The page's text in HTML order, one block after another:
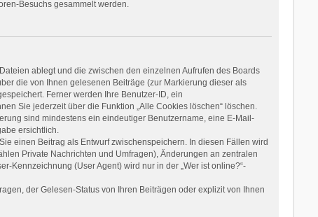
Besuchs gesammelt werden.
ablegt und die zwischen den einzelnen Aufrufen des Boards
die von Ihnen gelesenen Beiträge (zur Markierung dieser als
Ferner werden Ihre Benutzer-ID, ein
Sie jederzeit über die Funktion „Alle Cookies löschen“ löschen.
sind mindestens ein eindeutiger Benutzername, eine E-Mail-
ersichtlich.
einen Beitrag als Entwurf zwischenspeichern. In diesen Fällen wird
Private Nachrichten und Umfragen), Änderungen an zentralen
Kennzeichnung (User Agent) wird nur in der „Wer ist online?“-
der Gelesen-Status von Ihren Beiträgen oder explizit von Ihnen